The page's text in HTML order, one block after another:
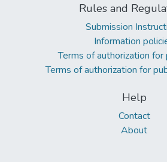
Rules and
Submission
Information
Terms of authorization for
Terms of authorization for
Help
Contact
About